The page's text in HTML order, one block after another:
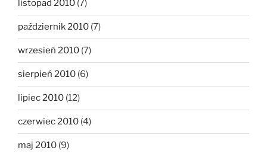
listopad 2010 (7)
październik 2010 (7)
wrzesień 2010 (7)
sierpień 2010 (6)
lipiec 2010 (12)
czerwiec 2010 (4)
maj 2010 (9)